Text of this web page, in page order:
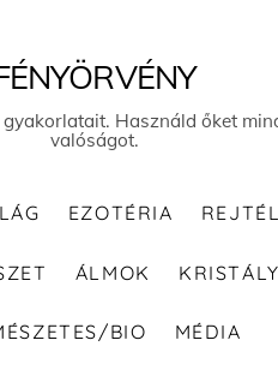
Használd őket
valóságot.
EZOTÉRIA
ÁLMOK
BIO MÉDIA